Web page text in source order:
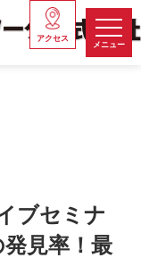
メニュー
アクセス
ブセミナ
見率！最